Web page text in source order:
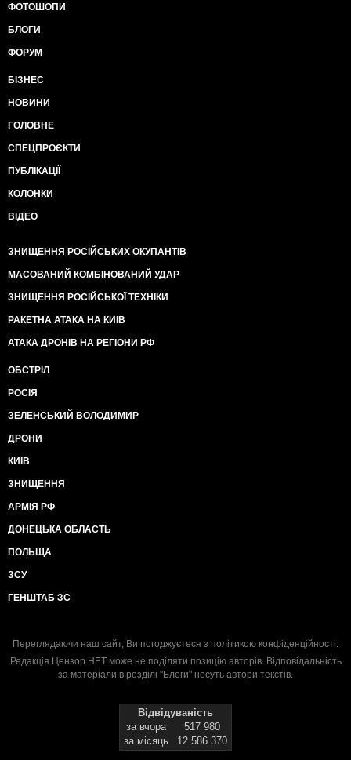
ФОТОШОПИ
БЛОГИ
ФОРУМ
БІЗНЕС
НОВИНИ
ГОЛОВНЕ
СПЕЦПРОЄКТИ
ПУБЛІКАЦІЇ
КОЛОНКИ
ВІДЕО
ЗНИЩЕННЯ РОСІЙСЬКИХ ОКУПАНТІВ
МАСОВАНИЙ КОМБІНОВАНИЙ УДАР
ЗНИЩЕННЯ РОСІЙСЬКОЇ ТЕХНІКИ
РАКЕТНА АТАКА НА КИЇВ
АТАКА ДРОНІВ НА РЕГІОНИ РФ
ОБСТРІЛ
РОСІЯ
ЗЕЛЕНСЬКИЙ ВОЛОДИМИР
ДРОНИ
КИЇВ
ЗНИЩЕННЯ
АРМІЯ РФ
ДОНЕЦЬКА ОБЛАСТЬ
ПОЛЬЩА
ЗСУ
ГЕНШТАБ ЗС
Переглядаючи наш сайт, Ви погоджуєтеся з політикою конфіденційності.
Редакція Цензор.НЕТ може не поділяти позицію авторів. Відповідальність
за матеріали в розділі "Блоги" несуть автори текстів.
Відвідуваність
за вчора
517 980
за місяць
12 586 370